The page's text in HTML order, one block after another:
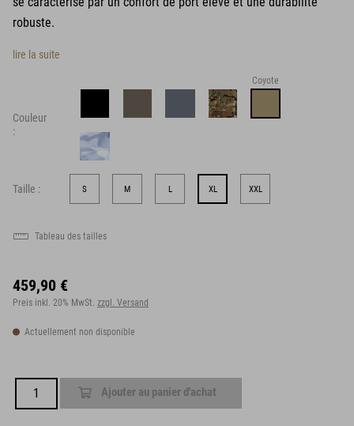
robuste.
lire la suite
Couleur
:
Coyote
Taille : S M L XL XXL
Tableau des tailles
459,90 €
Preis inkl. 20% MwSt. zzgl. Versand
Actuellement non disponible
Ajouter au panier d'achat